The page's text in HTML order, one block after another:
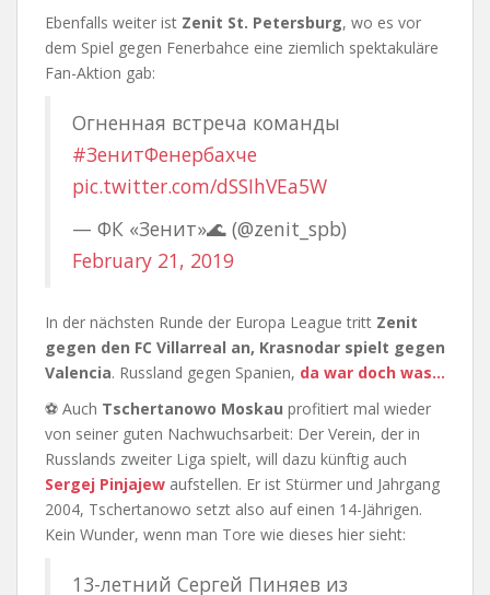
Ebenfalls weiter ist Zenit St. Petersburg, wo es vor
dem Spiel gegen Fenerbahce eine ziemlich spektakuläre
Fan-Aktion gab:
Огненная встреча команды
#ЗенитФенербахче
pic.twitter.com/dSSIhVEa5W
— ФК «Зенит»🌊 (@zenit_spb)
February 21, 2019
In der nächsten Runde der Europa League tritt Zenit
gegen den FC Villarreal an, Krasnodar spielt gegen
Valencia. Russland gegen Spanien, da war doch was…
⚽ Auch Tschertanowo Moskau profitiert mal wieder
von seiner guten Nachwuchsarbeit: Der Verein, der in
Russlands zweiter Liga spielt, will dazu künftig auch
Sergej Pinjajew aufstellen. Er ist Stürmer und Jahrgang
2004, Tschertanowo setzt also auf einen 14-Jährigen.
Kein Wunder, wenn man Tore wie dieses hier sieht:
13-летний Сергей Пиняев из